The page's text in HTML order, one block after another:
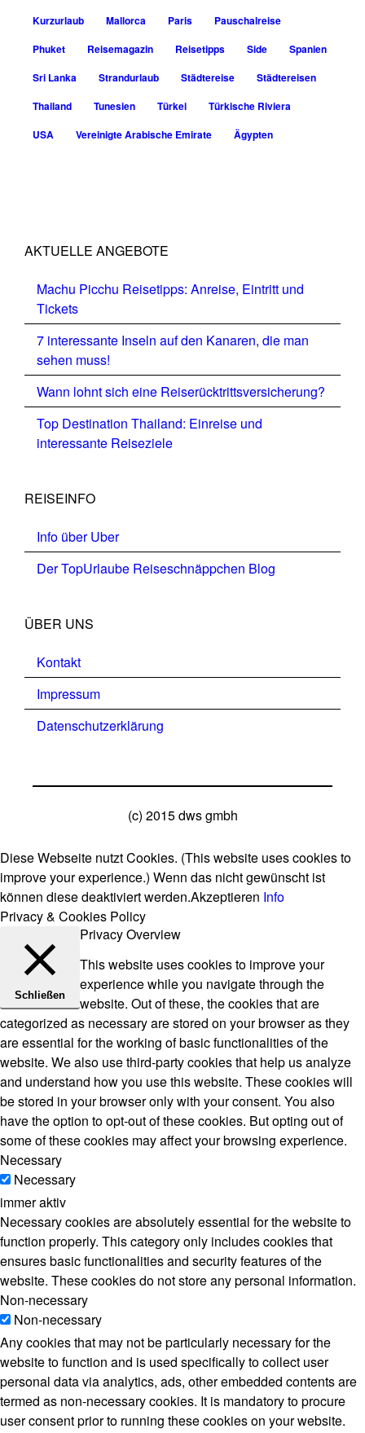
Kurzurlaub
Mallorca Paris
Pauschalreise
Phuket
Reisemagazin Reisetipps Side
Spanien
Sri Lanka
Strandurlaub Städtereise
Städtereisen
Thailand
Tunesien Türkei
Türkische Riviera
USA
Vereinigte Arabische Emirate Ägypten
AKTUELLE ANGEBOTE
Machu Picchu Reisetipps: Anreise, Eintritt und
Tickets
7 interessante Inseln auf den Kanaren, die man
sehen muss!
Wann lohnt sich eine Reiserücktrittsversicherung?
Top Destination Thailand: Einreise und
interessante Reiseziele
REISEINFO
Info über Uber
Der TopUrlaube Reiseschnäppchen Blog
ÜBER UNS
Kontakt
Impressum
Datenschutzerklärung
(c) 2015 dws gmbh
Diese Webseite nutzt Cookies. (This website uses cookies to
improve your experience.) Wenn das nicht gewünscht ist
können diese deaktiviert werden.Akzeptieren Info
Privacy & Cookies Policy
Schließen
Privacy Overview
This website uses cookies to improve your
experience while you navigate through the
website. Out of these, the cookies that are
categorized as necessary are stored on your browser as they
are essential for the working of basic functionalities of the
website. We also use third-party cookies that help us analyze
and understand how you use this website. These cookies will
be stored in your browser only with your consent. You also
have the option to opt-out of these cookies. But opting out of
some of these cookies may affect your browsing experience.
Necessary
Necessary
immer aktiv
Necessary cookies are absolutely essential for the website to
function properly. This category only includes cookies that
ensures basic functionalities and security features of the
website. These cookies do not store any personal information.
Non-necessary
Non-necessary
Any cookies that may not be particularly necessary for the
website to function and is used specifically to collect user
personal data via analytics, ads, other embedded contents are
termed as non-necessary cookies. It is mandatory to procure
user consent prior to running these cookies on your website.